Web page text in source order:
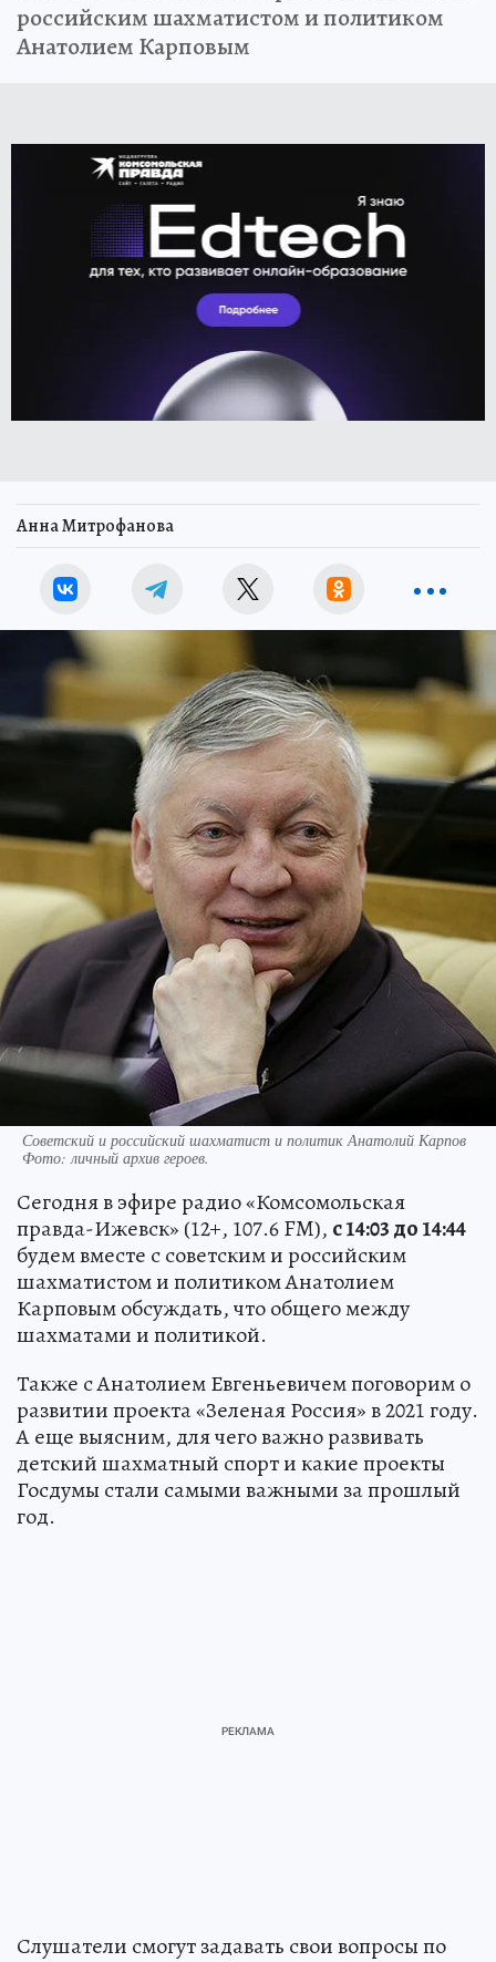
российским шахматистом и политиком
Анатолием Карповым
Анна Митрофанова
Советский и российский шахматист и политик Анатолий Карпов
Фото:личный архив героев.
Сегодня в эфире радио «Комсомольская
правда-Ижевск» (12+, 107.6 FM), с 14:03 до 14:44
будем вместе с советским и российским
шахматистом и политиком Анатолием
Карповым обсуждать, что общего между
шахматами и политикой.
Также с Анатолием Евгеньевичем поговорим о
развитии проекта «Зеленая Россия» в 2021 году.
А еще выясним, для чего важно развивать
детский шахматный спорт и какие проекты
Госдумы стали самыми важными за прошлый
год.
Слушатели смогут задавать свои вопросы по